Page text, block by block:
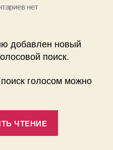
к
поиск
в
VamShop!
нет
добавлен новый
поиск.
голосом можно
ЧТЕНИЕ